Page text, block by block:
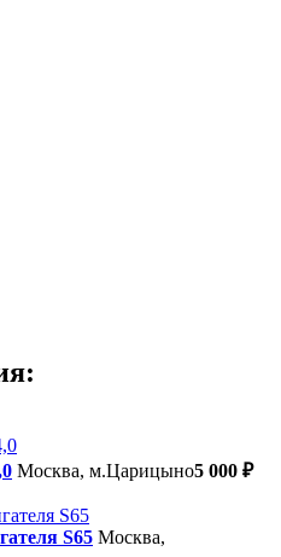
Москва, м.Царицыно5 000 ₽
S65 Москва,